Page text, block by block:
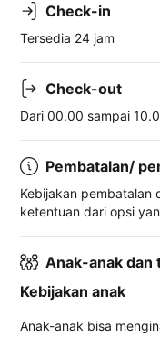
Check-in
Tersedia 24 jam
Check-out
Dari 00.00 sampai
Pembatalan/
Kebijakan
ketentuan dari opsi
Anak-anak dan
Kebijakan anak
Anak-anak bisa